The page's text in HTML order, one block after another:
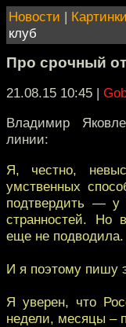
Новости | Картинки
клуб
Про срочный
21.08.15 10:45 |
Владимир
линии:
Я, честно,
умственных
подтвердить — у
странностей. Но
еще не подводила.
И я поэтому пишу
Я уверен, что
недели, месяцы –